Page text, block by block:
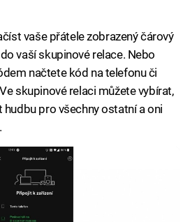
vaše přátele zobrazený čárový
vaší skupinové relace. Nebo
načtete kód na telefonu či
skupinové relaci můžete vybírat,
pro všechny ostatní a oni